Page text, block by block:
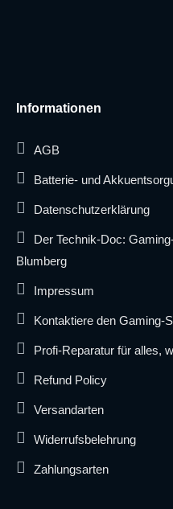
Informationen
AGB
Batterie- und
Datenschutzerklärung
Der Technik-Doc:
Blumberg
Impressum
Kontaktiere den Gaming-
Profi-Reparatur für alles,
Refund Policy
Versandarten
Widerrufsbelehrung
Zahlungsarten